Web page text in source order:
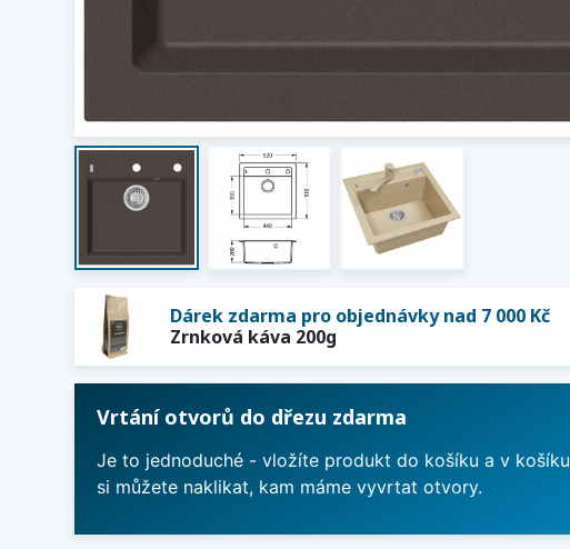
Dárek zdarma pro objednávky nad 7 000 Kč
Zrnková káva 200g
Vrtání otvorů do dřezu zdarma
Je to jednoduché - vložíte produkt do košíku a v košíku
si můžete naklikat, kam máme vyvrtat otvory.